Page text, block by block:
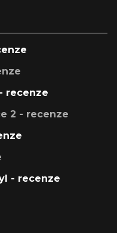
recenze
2 - recenze
- recenze